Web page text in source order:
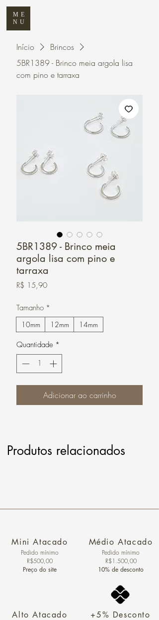
ME
NU
Início
Brincos
5BR1389 - Brinco meia argola lisa
com pino e tarraxa
5BR1389 - Brinco meia
argola lisa com pino e
tarraxa
R$ 15,90Preço
Tamanho *
10mm 12mm 14mm
Quantidade *
Adicionar ao carrinho
Produtos relacionados
Mini Atacado
Pedido ​mínimo
R$500,00
Preço do site
Alto Atacado
Médio Atacado
Pedido mínimo
R$1.500,00
10% de desconto
+5% Desconto